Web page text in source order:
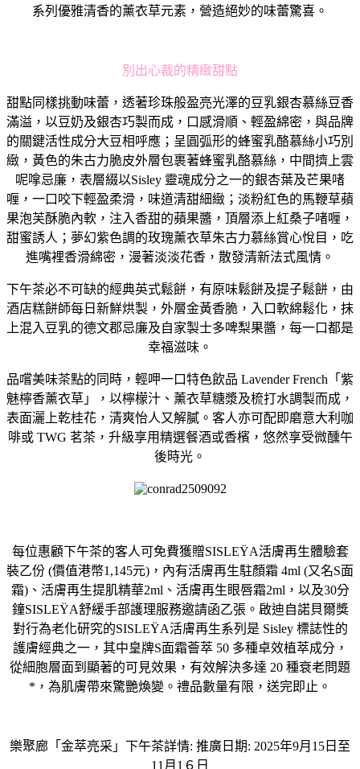
系列優雅清香的薰衣草元素，營造絕妙的味蕾驚喜。
別出心裁的精緻甜點
甜點同樣挑動味蕾，透著珍珠般盈亮光澤的豆乳銀杏慕絲豆香
滿溢，以豆奶及銀杏巧製而成，口感滑順、輕盈綿密，與品牌
的關鍵活性成分大豆相呼應；呈圓弧形的蜂蜜乳酪慕絲小巧別
緻，黃色的朱古力脆皮外層包裹著蜂蜜乳酪慕絲，中間擠上雲
呢嗱忌廉，表層綴以Sisley 靈魂成分之一的銀杏葉及芒果啫
喱，一口咬下輕盈柔滑，味道清甜細緻；淡粉紅色的馬鞭草蘋
果泡芙酥脆內軟，注入香甜的蘋果醬，頂層添上紅桑子啫喱，
甜蜜誘人；夢幻紫色調的玫瑰薰衣草朱古力慕絲賞心悅目，吃
進嘴裡香滑綿密，漫著淡淡花香，散發清新法式風情。
下午茶必不可缺的經典英式鬆餅，有原味鬆餅及提子鬆餅，由
酒店糕餅師每日新鮮烘製，外層金黃香脆，入口軟綿鬆化，抹
上混入豆乳的德文郡忌廉及自家製士多啤梨果醬，每一口都是
幸福滋味。
品嚐美味茶點的同時，輕呷一口特色飲品 Lavender French「紫
魅檸香薰衣草」，以檸檬汁、薰衣草糖漿及梳打水調製而成，
表面灑上乾桂花，清爽怡人又解膩。客人亦可配即磨意大利咖
啡或 TWG 茗茶，升級享用精選餐酒或香檳，悠然享受微醺午
後時光。
每位惠顧下午茶的客人可免費獲贈SISLEŸA活膚再生體驗套
裝乙份 (價值港幣1,145元)，內有活膚再生駐顏霜 4ml (又名S面
霜)、活膚再生提肌精華2ml、活膚再生眼唇霜2ml，以及30分
鐘SISLEŸA舒緩手部護理服務邀請函乙張。啟迪自諾貝爾獎
對行為老化研究的SISLEŸA活膚再生系列是 Sisley 標誌性的
護膚經典之一，其中皇牌S面霜薈萃 50 多種卓效植萃成分，
從細胞層面到顯著的可見效果，有效解決多達 20 種衰老問題
*，為肌膚帶來驚艷煥變。禮品數量有限，送完即止。
樂聚廊「金萃亮采」下午茶詳情: 推廣日期: 2025年9月15日至
11月1６日